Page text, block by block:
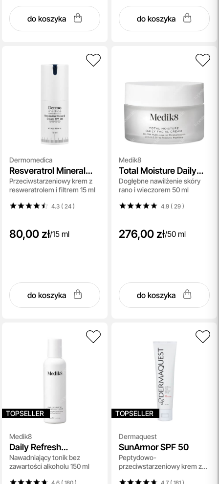
do koszyka do koszyka
Dermomedica
Resveratrol Mineral
Cream SPF 30
Przeciwstarzeniowy krem z
resweratrolem i filtrem 15 ml
4.3 ( 24)
80,00 zł/15 ml
do koszyka
Medik8
Total Moisture Daily
Facial Cream
Dogłębne nawilżenie skóry
rano i wieczorem 50 ml
4.9 ( 29)
276,00 zł/50 ml
do koszyka
TOPSELLER
Medik8
Daily Refresh
Balancing Toner
Nawadniający tonik bez
zawartości alkoholu 150 ml
4.6 ( 180)
TOPSELLER
Dermaquest
SunArmor SPF 50
Peptydowo-
przeciwstarzeniowy krem z
4.7 ( 181)